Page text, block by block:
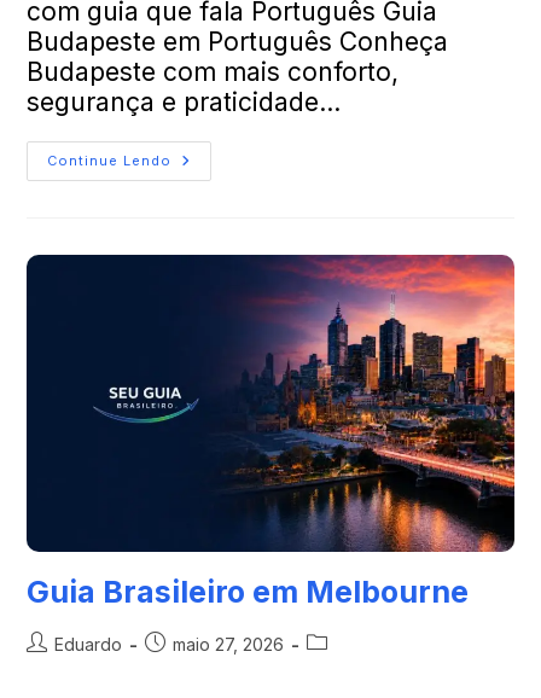
com guia que fala Português Guia
Budapeste em Português Conheça
Budapeste com mais conforto,
segurança e praticidade…
Continue Lendo
Guia Brasileiro em Melbourne
Eduardo maio 27, 2026